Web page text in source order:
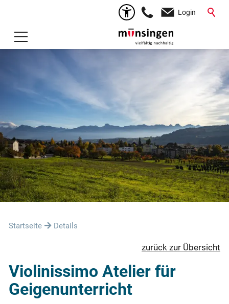
Login
Startseite Details
zurück zur Übersicht
Violinissimo Atelier für
Geigenunterricht